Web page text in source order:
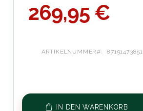
269,95 €
ARTIKELNUMMER
IN DEN WARENKORB